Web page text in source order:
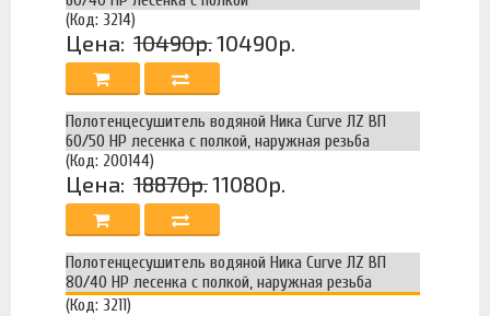
(Код: 3214)
Цена: 10490р.10490р.
Полотенцесушитель водяной Ника Curve ЛZ ВП
60/50 НР лесенка с полкой, наружная резьба
(Код: 200144)
Цена: 18870р.11080р.
Полотенцесушитель водяной Ника Curve ЛZ ВП
80/40 НР лесенка с полкой, наружная резьба
(Код: 3211)